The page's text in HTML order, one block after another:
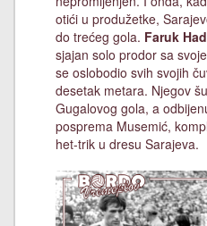
otići u produžetke,
do trećeg gola. Faruk
sjajan solo prodor sa
se oslobodio svih svojih
desetak metara. Njegov
Gugalovog gola, a
posprema Musemić,
het-trik u dresu Sarajeva.